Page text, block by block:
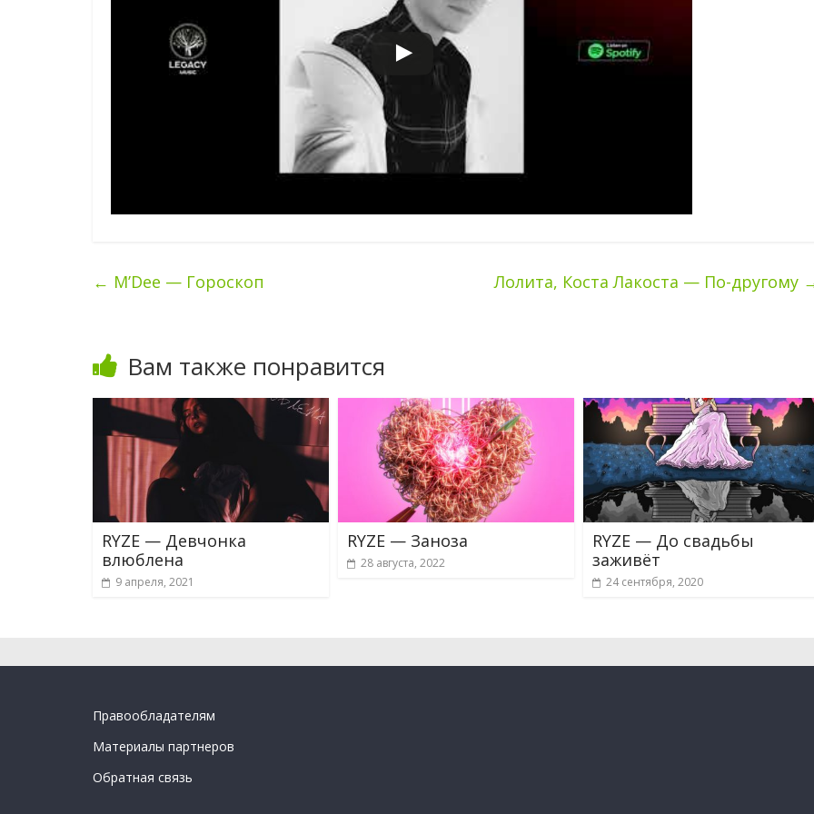
← M’Dee — Гороскоп Лолита, Коста Лакоста — По-другому
Вам также понравится
RYZE — Девчонка
влюблена
9 апреля, 2021
RYZE — Заноза
28 августа, 2022
RYZE — До свадьбы
заживёт
24 сентября, 2020
Правообладателям
Материалы партнеров
Обратная связь